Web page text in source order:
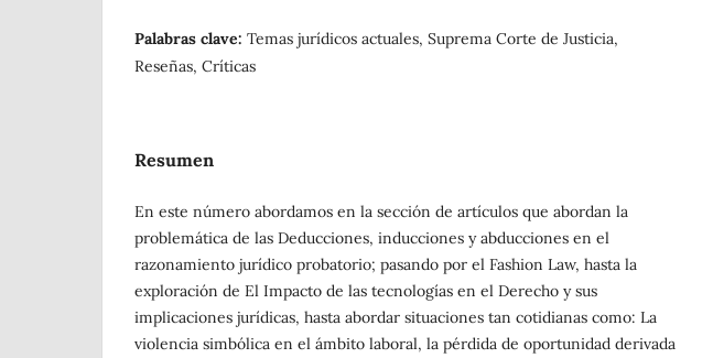
Palabras clave: Temas jurídicos actuales, Suprema Corte de Justicia,
Reseñas, Críticas
Resumen
En este número abordamos en la sección de artículos que abordan la
problemática de las Deducciones, inducciones y abducciones en el
razonamiento jurídico probatorio; pasando por el Fashion Law, hasta la
exploración de El Impacto de las tecnologías en el Derecho y sus
implicaciones jurídicas, hasta abordar situaciones tan cotidianas como: La
violencia simbólica en el ámbito laboral, la pérdida de oportunidad derivada